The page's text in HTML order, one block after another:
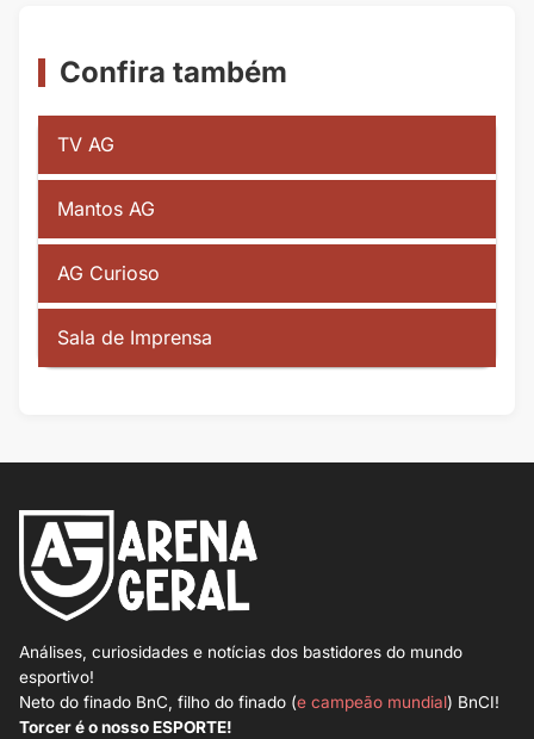
Confira também
TV AG
Mantos AG
AG Curioso
Sala de Imprensa
Análises, curiosidades e notícias dos bastidores do mundo
esportivo!
Neto do finado BnC, filho do finado (e campeão mundial) BnCI!
Torcer é o nosso ESPORTE!